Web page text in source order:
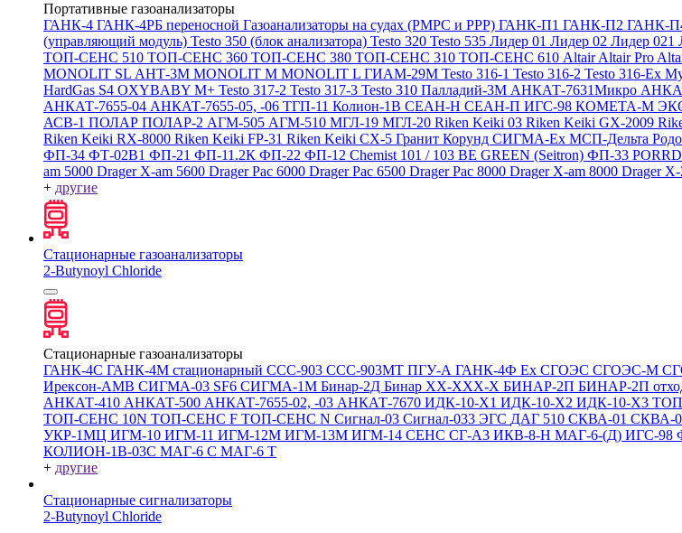
Портативные газоанализаторы
ГАНК-4 ГАНК-4РБ переносной Газоанализаторы на судах (РМРС и РРР) ГАНК-П1 ГАНК-П2 ГАНК-
(управляющий модуль) Testo 350 (блок анализатора) Testo 320 Testo 535 Лидер 01 Лидер 02 Лидер 021
ТОП-СЕНС 510 ТОП-СЕНС 360 ТОП-СЕНС 380 ТОП-СЕНС 310 ТОП-СЕНС 610 AltairAltair Pro
MONOLIT SL АНТ-3М MONOLIT M MONOLIT L ГИАМ-29М Testo 316-1 Testo 316-2 Testo 316-Ex
HardGas S4 OXYBABY M+ Testo 317-2 Testo 317-3 Testo 310 Палладий-3М АНКАТ-7631Микро
АНКАТ-7655-04 АНКАТ-7655-05, -06 ТГП-11 Колион-1В СЕАН-Н СЕАН-П ИГС-98 КОМЕТА-М
АСВ-1 ПОЛАР ПОЛАР-2 АГМ-505 АГМ-510 МГЛ-19 МГЛ-20 Riken Keiki 03 Riken Keiki GX-2009
Riken Keiki RX-8000 Riken Keiki FP-31 Riken Keiki CX-5 Гранит Корунд СИГМА-Ех МСП-Дельта
ФП-34 ФТ-02В1 ФП-21 ФП-11.2К ФП-22 ФП-12 Chemist 101 / 103 BE GREEN (Seitron) ФП-33
am 5000 Drager X-am 5600 Drager Pac 6000 Drager Pac 6500 Drager Pac 8000 Drager X-am 8000 Drager
+ другие
Стационарные газоанализаторы
2-Butynoyl Chloride
Стационарные газоанализаторы
ГАНК-4С ГАНК-4М стационарный ССС-903 ССС-903МТ ПГУ-А ГАНК-4Ф Ex СГОЭС СГОЭС-М
Ирексон-АМВ СИГМА-03 SF6 СИГМА-1М Бинар-2Д Бинар ХХ-ХХХ-Х БИНАР-2П БИНАР-2П
АНКАТ-410 АНКАТ-500 АНКАТ-7655-02, -03 АНКАТ-7670 ИДК-10-Х1 ИДК-10-Х2 ИДК-10-Х3
ТОП-СЕНС 10N ТОП-СЕНС F ТОП-СЕНС N Сигнал-03 Сигнал-033 ЭГС ДАГ 510 СКВА-01 СКВА-
УКР-1МЦ ИГМ-10 ИГМ-11 ИГМ-12М ИГМ-13М ИГМ-14 СЕНС СГ-А3 ИКВ-8-Н МАГ-6-(Д) ИГС-98
КОЛИОН-1В-03С МАГ-6 С МАГ-6 Т
+ другие
Стационарные сигнализаторы
2-Butynoyl Chloride